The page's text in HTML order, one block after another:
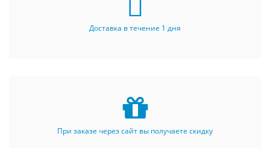
Доставка в течение 1 дня
При заказе через сайт вы получаете скидку